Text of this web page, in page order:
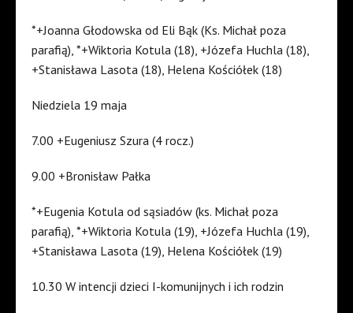
*+Joanna Głodowska od Eli Bąk (Ks. Michał poza
parafią), *+Wiktoria Kotula (18), +Józefa Huchla (18),
+Stanisława Lasota (18), Helena Kościółek (18)
Niedziela 19 maja
7.00 +Eugeniusz Szura (4 rocz.)
9.00 +Bronisław Pałka
*+Eugenia Kotula od sąsiadów (ks. Michał poza
parafią), *+Wiktoria Kotula (19), +Józefa Huchla (19),
+Stanisława Lasota (19), Helena Kościółek (19)
10.30 W intencji dzieci I-komunijnych i ich rodzin